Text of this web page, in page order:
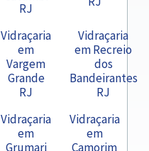
RJ
Vidraçaria
em
Vargem
Grande
RJ
Vidraçaria
em Recreio
dos
Bandeirantes
RJ
Vidraçaria
em
Grumari
Vidraçaria
em
Camorim